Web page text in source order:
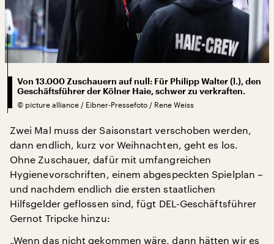
Von 13.000 Zuschauern auf null: Für Philipp Walter (l.), den
Geschäftsführer der Kölner Haie, schwer zu verkraften.
© picture alliance / Eibner-Pressefoto / Rene Weiss
Zwei Mal muss der Saisonstart verschoben werden,
dann endlich, kurz vor Weihnachten, geht es los.
Ohne Zuschauer, dafür mit umfangreichen
Hygienevorschriften, einem abgespeckten Spielplan –
und nachdem endlich die ersten staatlichen
Hilfsgelder geflossen sind, fügt DEL-Geschäftsführer
Gernot Tripcke hinzu:
„Wenn das nicht gekommen wäre, dann hätten wir es